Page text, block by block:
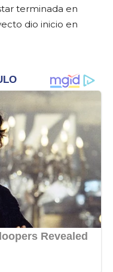
terminada en
dio inicio en